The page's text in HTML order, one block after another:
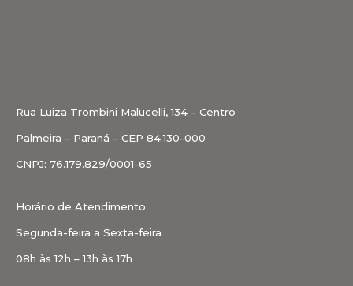
Rua Luiza Trombini Malucelli, 134 – Centro
Palmeira – Paraná – CEP 84.130-000
CNPJ: 76.179.829/0001-65
Horário de Atendimento
Segunda-feira a Sexta-feira
08h às 12h – 13h às 17h